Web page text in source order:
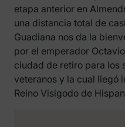
etapa anterior en
una distancia total de
Guadiana nos da la
por el emperador
ciudad de retiro para los
veteranos y la cual llegó
Reino Visigodo de